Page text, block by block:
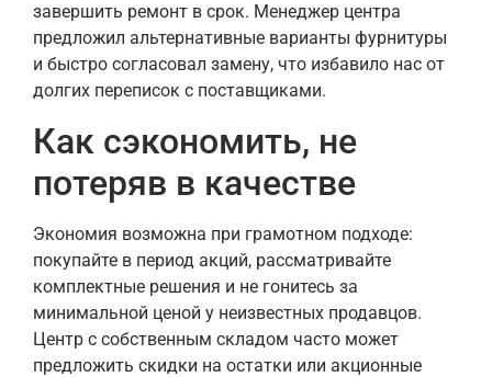
завершить ремонт в срок. Менеджер центра
предложил альтернативные варианты фурнитуры
и быстро согласовал замену, что избавило нас от
долгих переписок с поставщиками.
Как сэкономить, не
потеряв в качестве
Экономия возможна при грамотном подходе:
покупайте в период акций, рассматривайте
комплектные решения и не гонитесь за
минимальной ценой у неизвестных продавцов.
Центр с собственным складом часто может
предложить скидки на остатки или акционные